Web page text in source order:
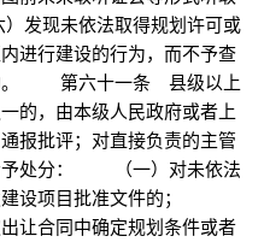
现未依法取得规划许可或
进行建设的行为，而不予查
。 第六十一条 县级以上
的，由本级人民政府或者上
报批评；对直接负责的主管
予处分： （一）对未依法
建设项目批准文件的；
让合同中确定规划条件或者